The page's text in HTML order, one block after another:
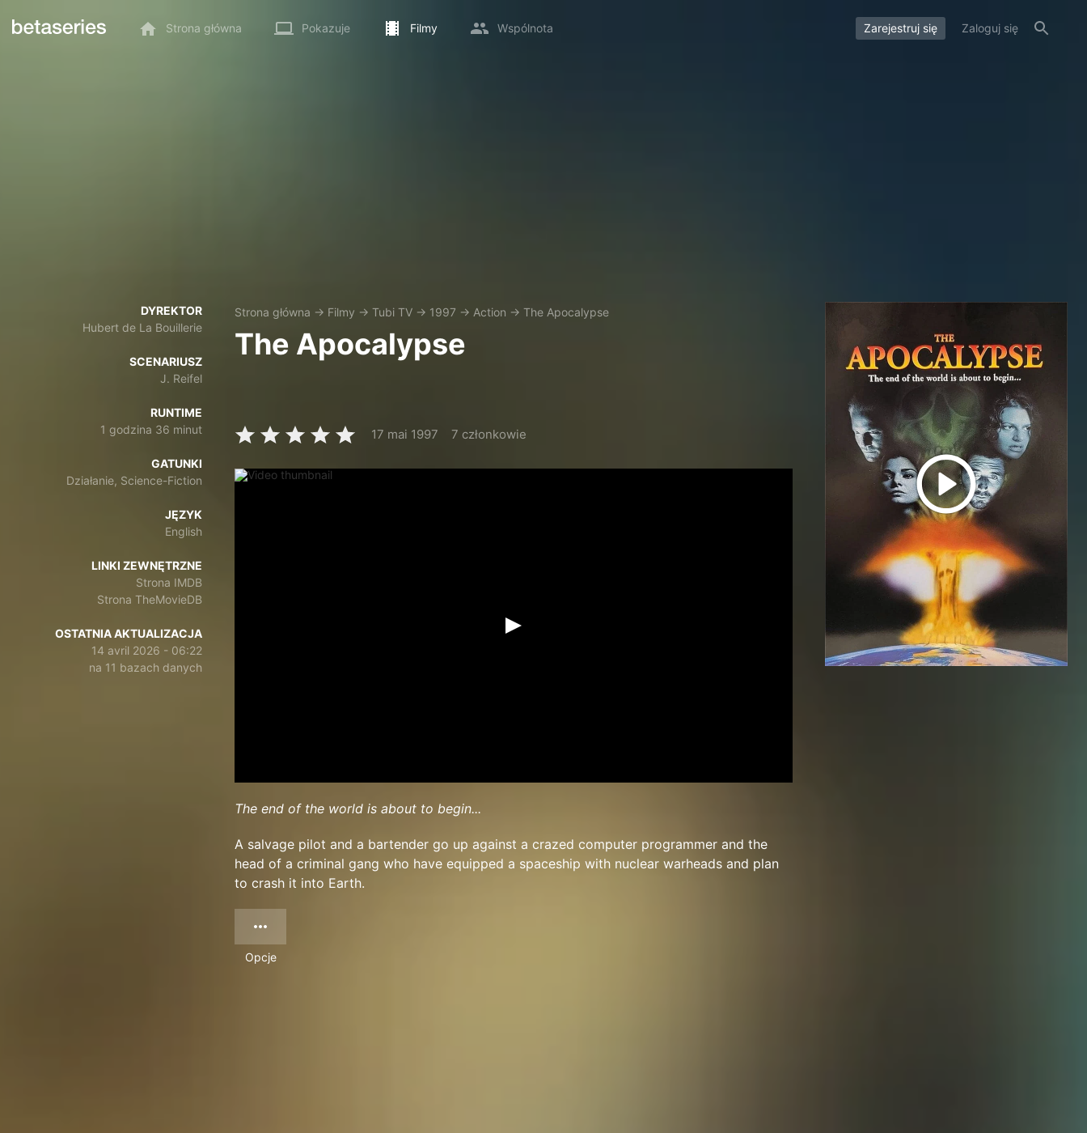
Strona główna Pokazuje Filmy Wspólnota Zarejestruj się Zaloguj się
DYREKTOR
Hubert de La Bouillerie
SCENARIUSZ
J. Reifel
RUNTIME
1 godzina 36 minut
GATUNKI
Działanie, Science-Fiction
JĘZYK
English
LINKI ZEWNĘTRZNE
Strona IMDB
Strona TheMovieDB
OSTATNIA AKTUALIZACJA
14 avril 2026 - 06:22
na 11 bazach danych
Strona główna → Filmy → Tubi TV → 1997 → Action → The Apocalypse
The Apocalypse
17 mai 1997 7 członkowie
The end of the world is about to begin...
A salvage pilot and a bartender go up against a crazed computer programmer and the
head of a criminal gang who have equipped a spaceship with nuclear warheads and plan
to crash it into Earth.
Opcje